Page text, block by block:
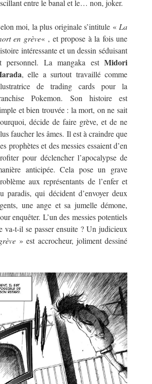
entre le banal et le… non, joker.
moi, la plus originale s’intitule « La
en grève« , et propose à la fois une
intéressante et un dessin séduisant
personnel. La mangaka est Midori
, elle a surtout travaillé comme
de trading cards pour la
Pokemon. Son histoire est
et bien trouvée : la mort, on ne sait
décide de faire grève, et de ne
faucher les âmes. Il est à craindre que
prophètes et des messies essaient d’en
pour déclencher l’apocalypse de
anticipée. Cela pose un grave
aux représentants de l’enfer et
paradis, qui décident d’envoyer deux
une ange et sa jumelle démone,
enquêter. L’un des messies potentiels
va-t-il se passer ensuite ? Un judicieux
» est accrocheur, joliment dessiné